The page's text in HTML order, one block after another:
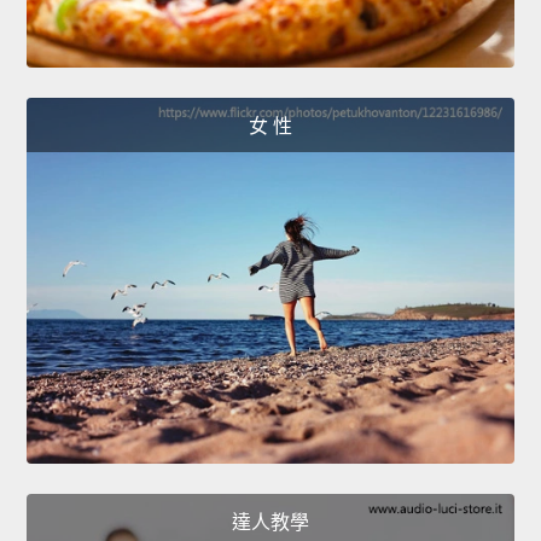
女 性
達人教學